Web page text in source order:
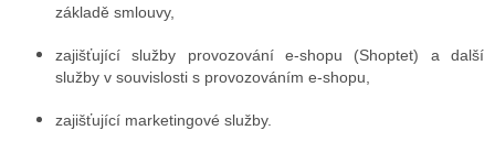
základě smlouvy,
zajišťující služby provozování e-shopu (Shoptet) a další
služby v souvislosti s provozováním e-shopu,
zajišťující marketingové služby.